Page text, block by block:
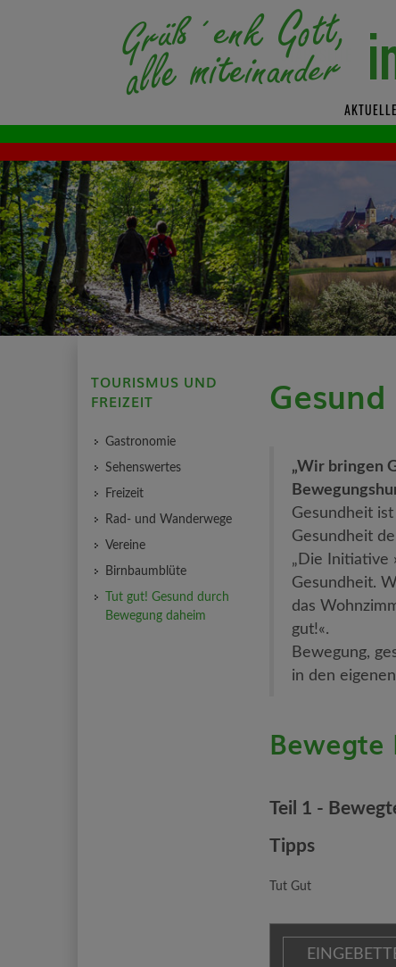
„Wir bringen
Gesundheit
Gesundheit
„Die Initiative
Gesundheit.
das
gut!«.
Bewegung,
in den
Bewegte
Teil 1 -
Tipps
Tut Gut
TOURISMUS UND
FREIZEIT
Gastronomie
Sehenswertes
Freizeit
Rad- und Wanderwege
Vereine
Birnbaumblüte
Tut gut! Gesund durch
Bewegung daheim